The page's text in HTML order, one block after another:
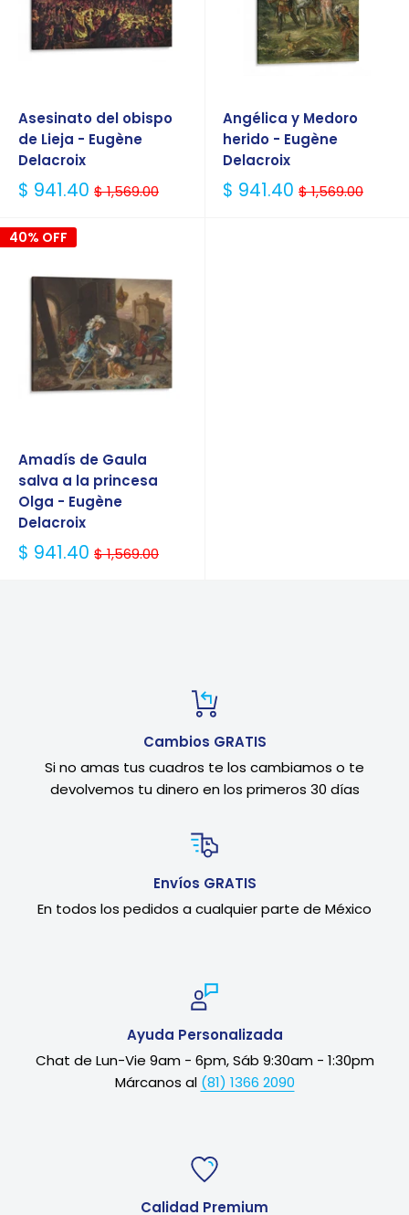
Asesinato del obispo
de Lieja - Eugène
Delacroix
Precio
$ 941.40 $ 1,569.00
Angélica y Medoro
herido - Eugène
Delacroix
Precio
$ 941.40 $ 1,569.00
40% OFF
Amadís de Gaula
salva a la princesa
Olga - Eugène
Delacroix
Precio
$ 941.40 $ 1,569.00
Cambios GRATIS
Si no amas tus cuadros te los cambiamos o te
devolvemos tu dinero en los primeros 30 días
Envíos GRATIS
En todos los pedidos a cualquier parte de México
Ayuda Personalizada
Chat de Lun-Vie 9am - 6pm, Sáb 9:30am - 1:30pm
Márcanos al (81) 1366 2090
Calidad Premium